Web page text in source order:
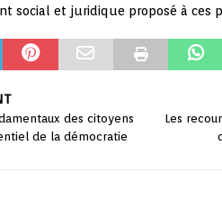
social et juridique proposé à ces
des citoyens
de la démocratie
Les